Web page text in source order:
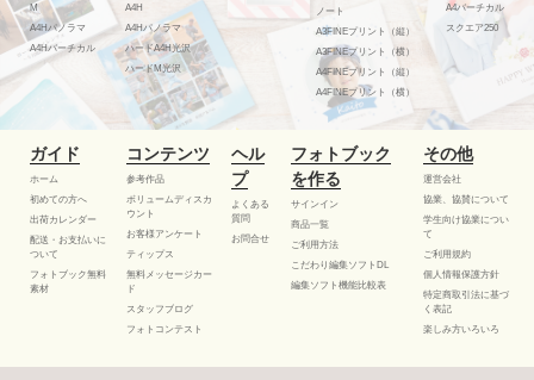
M
A4Hパノラマ
A4Hバーチカル
A4H
A4Hパノラマ
ハードA4H光沢
ハードM光沢
ノート
A3FINEプリント（縦）
A3FINEプリント（横）
A4FINEプリント（縦）
A4FINEプリント（横）
A4バーチカル
スクエア250
ガイド
ホーム
初めての方へ
出荷カレンダー
配送・お支払いに
ついて
フォトブック無料
素材
コンテンツ
参考作品
ボリュームディスカ
ウント
お客様アンケート
ティップス
無料メッセージカー
ド
スタッフブログ
フォトコンテスト
ヘル
プ
よくある
質問
お問合せ
フォトブック
を作る
サインイン
商品一覧
ご利用方法
こだわり編集ソフトDL
編集ソフト機能比較表
その他
運営会社
協業、協賛について
学生向け協業につい
て
ご利用規約
個人情報保護方針
特定商取引法に基づ
く表記
楽しみ方いろいろ